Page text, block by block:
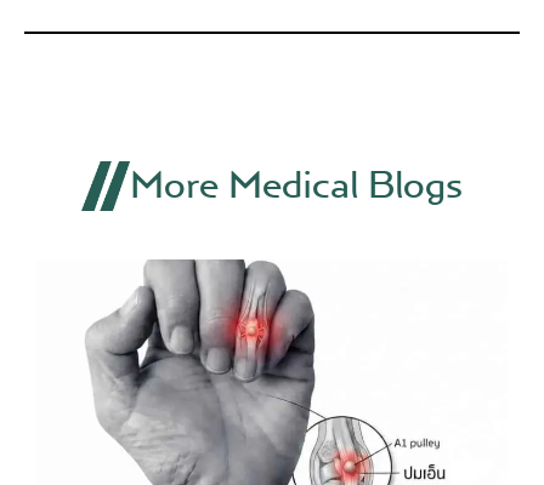
More Medical Blogs